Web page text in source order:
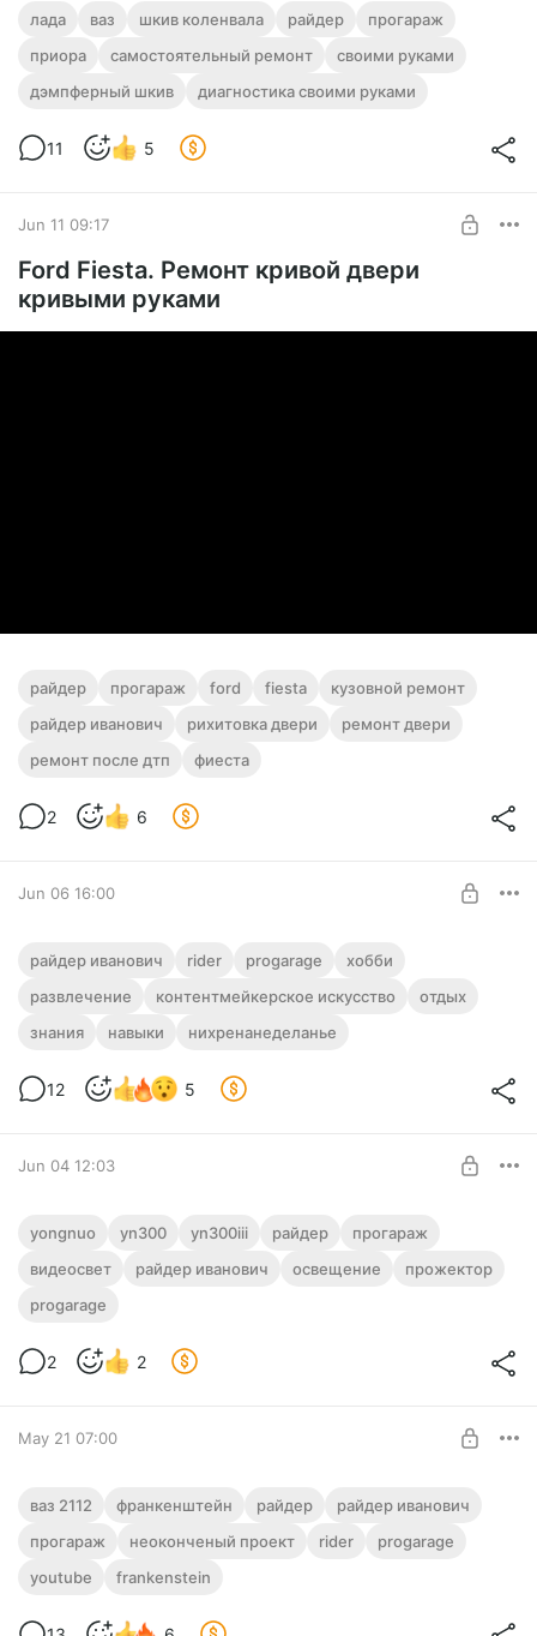
Когда твоя приора вдруг не завелась.
История одного шкива
Нелегкая борьба простого кубанского контентмейкера за
жизнь очередной вазовской машины.
Level required:
Подписчик
лада ваз шкив коленвала райдер
прогараж
приора
самостоятельный ремонт
своими руками
дэмпферный шкив
диагностика своими руками
11 5
Jun 11 09:17
Ford Fiesta. Ремонт кривой двери
кривыми руками
райдер прогараж ford fiesta
кузовной ремонт
райдер иванович
рихитовка двери
ремонт двери
ремонт после дтп
фиеста
2 6
Jun 06 16:00
Когда контентмейкерское искусство
окончательно задолбало
Level required:
Подписчик
SUBSCRIBE
райдер иванович rider progarage
хобби
развлечение
контентмейкерское искусство
отдых
знания
навыки нихренанеделанье
12 5
Jun 04 12:03
Мой видеосвет Yongnuo YN300 III
Небольшой рассказ о битве простого кубанского
Level required:
yongnuo yn300 yn300iii райдер
прогараж
видеосвет
райдер иванович освещение
прожектор
progarage
2 2
May 21 07:00
Несбывшиеся мечты Райдера
Ивановича. Фильм о фильме
Небольшой бэкстэйдж творческих потуг простого
кубанского контентмейкера по созданию качественного
Level required:
ваз 2112 франкенштейн райдер
райдер иванович
прогараж
неоконченый проект rider
progarage
youtube
frankenstein